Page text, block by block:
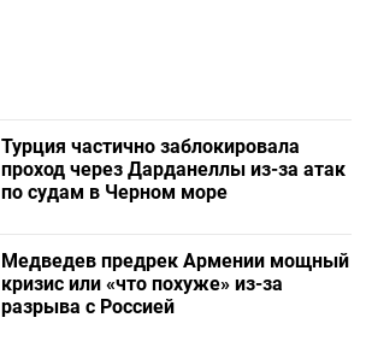
Турция частично заблокировала
проход через Дарданеллы из-за атак
по судам в Черном море
Медведев предрек Армении мощный
кризис или «что похуже» из-за
разрыва с Россией